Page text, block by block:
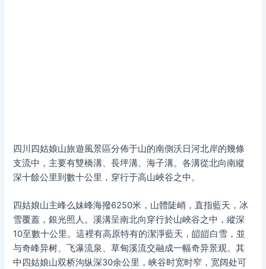
四川四姑娘山旅遊風景區分佈于山的南側沃日河北岸的幾條
支流中，主要有雙橋溝、長坪溝、海子溝。各溝從北向南縱
深十餘公里到數十公里，穿行于高山峽谷之中。
四姑娘山主峰么妹峰海撥6250米，山體陡峭，直指藍天，冰
雪覆蓋，銀光照人。溪溝呈南北向穿行於山峽谷之中，縱深
10至數十公里。這裡有高原特有的潔淨藍天，皚皚白雪，並
与奇峰异树、飞瀑流泉、草甸溪流交融成一幅奇异景观。其
中四姑娘山双桥沟纵深30余公里，峡谷时宽时窄，宽阔处可